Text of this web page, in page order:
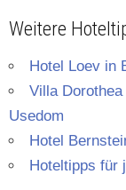
Weitere
Hotel Loev in
Vil­la
Usedom
Hotel
Hoteltipps für